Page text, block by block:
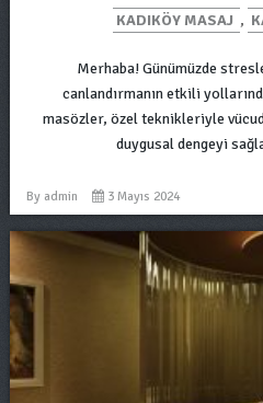
KADIKÖY MASAJ ,
Merhaba! Günümüzde
canlandırmanın etkili
masözler, özel teknikleriyle
duygusal dengeyi
By admin 3 Mayıs 2024